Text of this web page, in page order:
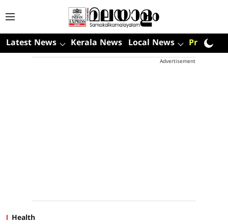
Latest News Kerala News Local News Premium
Advertisement
Health